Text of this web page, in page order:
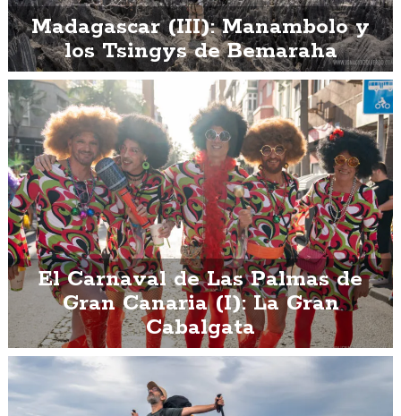
Madagascar (III): Manambolo y
los Tsingys de Bemaraha
El Carnaval de Las Palmas de
Gran Canaria (I): La Gran
Cabalgata